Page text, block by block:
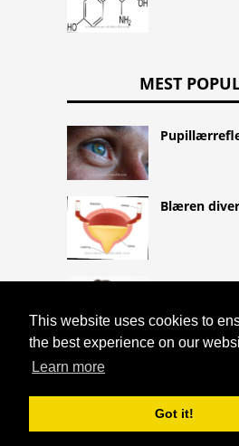
This website uses cookies to
the best experience on our
Learn more
Got it!
MEST
Blæren
sensorer
COPYRIGHT 2026